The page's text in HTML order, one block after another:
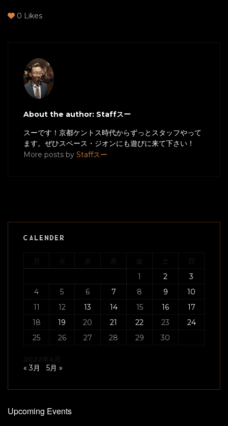
0 Likes
About the author: Staffスー
スーです！京都ケントス時代からずっとスタッフやって
ます。ぜひスペース・ジオンにも遊びに来て下さい！
More posts by Staffスー
CALENDER
1
2
3
4
5 6 7 8 9
10
11
12 13 14 15 16
17
18
19 20 21 22 23
24
25
26 27 28 29 30
« 3月 5月 »
Upcoming Events